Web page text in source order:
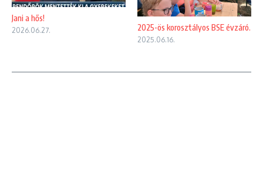
Jani a hős!
2026.06.27. 2025-ös korosztályos BSE évzáró.
2025.06.16.